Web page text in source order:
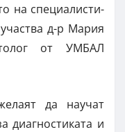
на специалисти-
д-р Мария
от УМБАЛ
да научат
диагностиката и